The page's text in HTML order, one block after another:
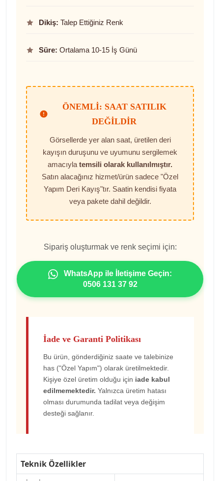
Dikiş: Talep Ettiğiniz Renk
Süre: Ortalama 10-15 İş Günü
ÖNEMLI: SAAT SATILIK
DEĞILDIR
Görsellerde yer alan saat, üretilen deri
kayışın duruşunu ve uyumunu sergilemek
amacıyla temsili olarak kullanılmıştır.
Satın alacağınız hizmet/ürün sadece "Özel
Yapım Deri Kayış"tır. Saatin kendisi fiyata
veya pakete dahil değildir.
Sipariş oluşturmak ve renk seçimi için:
WhatsApp ile İletişime Geçin:
0506 131 37 92
İade ve Garanti Politikası
Bu ürün, gönderdiğiniz saate ve talebinize
has ("Özel Yapım") olarak üretilmektedir.
Kişiye özel üretim olduğu için iade kabul
edilmemektedir. Yalnızca üretim hatası
olması durumunda tadilat veya değişim
desteği sağlanır.
Teknik Özellikler